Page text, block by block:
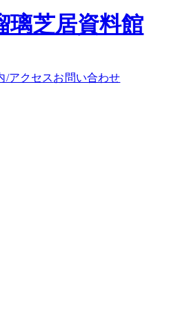
璃芝居資料館
/アクセスお問い合わせ